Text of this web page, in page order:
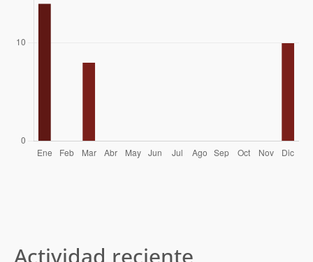
Actividad reciente